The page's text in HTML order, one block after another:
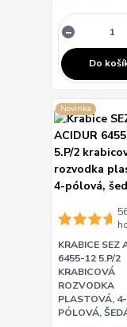
Do
Novinka
KRABICE SEZ
6455-12 5.P/2
KRABICOVÁ
ROZVODKA
PLASTOVÁ, 4-
PÓLOVÁ,